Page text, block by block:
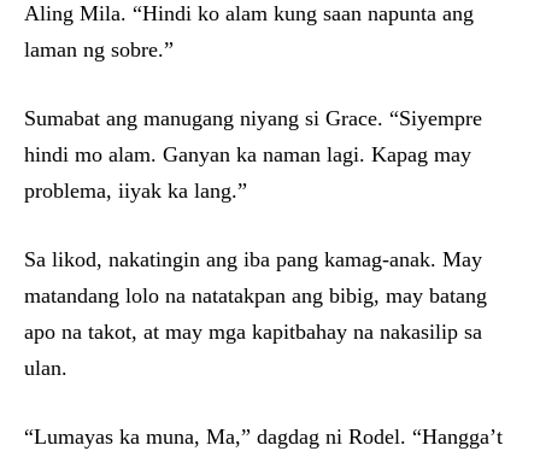
Aling Mila. “Hindi ko alam kung saan napunta ang
laman ng sobre.”
Sumabat ang manugang niyang si Grace. “Siyempre
hindi mo alam. Ganyan ka naman lagi. Kapag may
problema, iiyak ka lang.”
Sa likod, nakatingin ang iba pang kamag-anak. May
matandang lolo na natatakpan ang bibig, may batang
apo na takot, at may mga kapitbahay na nakasilip sa
ulan.
“Lumayas ka muna, Ma,” dagdag ni Rodel. “Hangga’t